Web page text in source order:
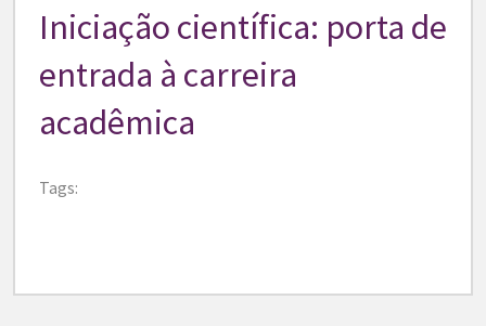
Iniciação científica: porta de
entrada à carreira
acadêmica
Tags: